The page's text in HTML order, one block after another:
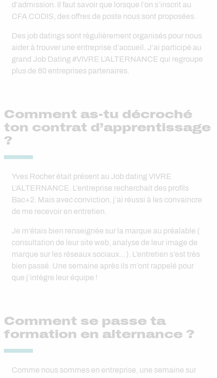
d’admission. Il faut savoir que lorsque l’on s’inscrit au
CFA CODIS, des offres de poste nous sont proposées.
Des job datings sont régulièrement organisés pour nous
aider à trouver une entreprise d’accueil. J’ai participé au
grand Job Dating #VIVRE L’ALTERNANCE qui regroupe
plus de 80 entreprises partenaires.
Comment as-tu décroché
ton contrat d’apprentissage
?
Yves Rocher était présent au Job dating VIVRE
L’ALTERNANCE. L’entreprise recherchait des profils
Bac+2. Mais avec conviction, j’ai réussi à les convaincre
de me recevoir en entretien.
Je m’étais bien renseignée sur la marque au préalable (
consultation de leur site web, analyse de leur image de
marque sur les réseaux sociaux…). L’entretien s’est très
bien passé. Une semaine après ils m’ont rappelé pour
que j’intègre leur équipe !
Comment se passe ta
formation en alternance ?
Comme nous sommes en entreprise, une semaine sur